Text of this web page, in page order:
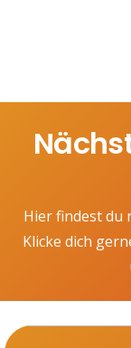
Hier findest du
Klicke dich